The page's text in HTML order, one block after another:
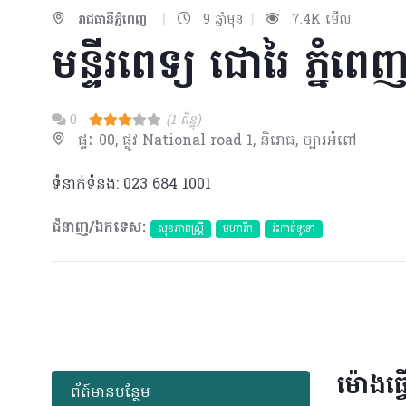
រាជធានីភ្នំពេញ | 9 ឆ្នាំមុន | 7.4K មើល
មន្ទីរពេទ្យ ជោរៃ ភ្នំពេញ
0 (1 ពិន្ទុ)
ផ្ទះ 00, ផ្លូវ National road 1, និរោធ, ច្បារអំពៅ
ទំនាក់ទំនង: 023 684 1001
ជំនាញ/ឯកទេស:
សុខភាពស្រ្តី មហារីក​ វះកាត់ទូទៅ
ព័​ត៍​មាន​បន្ថែម ម៉ោងធ្វ